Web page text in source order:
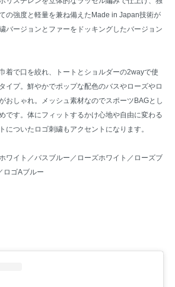
の強度と軽量を兼ね備えたMade in Japan技術が
バージョンとファーをドッキングしたバージョン
着で口を絞れ、トートとショルダーの2wayで使
イプ。鮮やかでポップな配色のバスやローズやロ
おしゃれ。メッシュ素材なのでスポーツBAGとし
です。体にフィットするかけ心地や自由に変わる
ついたロゴ刺繍もアクセントになります。
ワイト／バスブルー／ローズホワイト／ローズブ
ロゴAブルー